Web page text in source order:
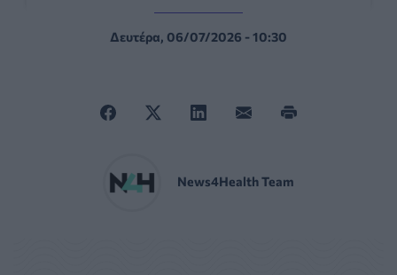
Δευτέρα, 06/07/2026 - 10:30
News4Health Team